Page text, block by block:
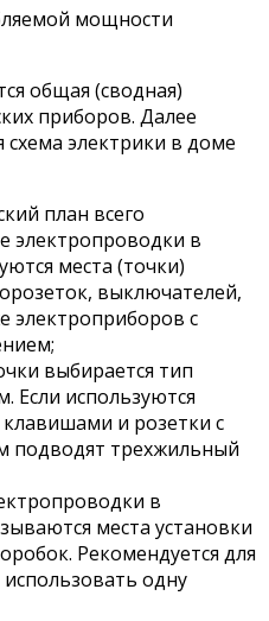
мощности
общая (сводная)
приборов. Далее
схема электрики в доме
план всего
электропроводки в
места (точки)
выключателей,
электроприборов с
выбирается тип
Если используются
и розетки с
подводят трехжильный
в
места установки
Рекомендуется для
одну